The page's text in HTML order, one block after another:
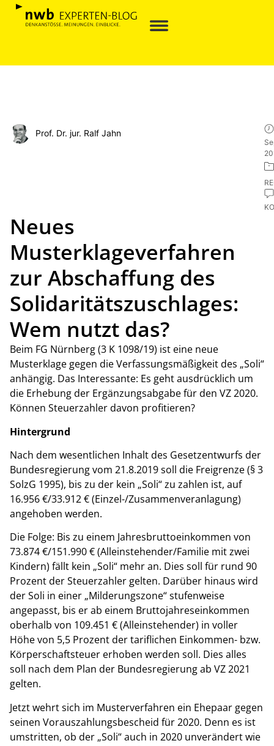
Prof. Dr. jur. Ralf Jahn
Neues
Musterklageverfahren
zur Abschaffung des
Solidaritätszuschlages:
Wem nutzt das?
Beim FG Nürnberg (3 K 1098/19) ist eine neue
Musterklage gegen die Verfassungsmäßigkeit des „Soli“
anhängig. Das Interessante: Es geht ausdrücklich um
die Erhebung der Ergänzungsabgabe für den VZ 2020.
Können Steuerzahler davon profitieren?
Hintergrund
Nach dem wesentlichen Inhalt des Gesetzentwurfs der
Bundesregierung vom 21.8.2019 soll die Freigrenze (§ 3
SolzG 1995), bis zu der kein „Soli“ zu zahlen ist, auf
16.956 €/33.912 € (Einzel-/Zusammenveranlagung)
angehoben werden.
Die Folge: Bis zu einem Jahresbruttoeinkommen von
73.874 €/151.990 € (Alleinstehender/Familie mit zwei
Kindern) fällt kein „Soli“ mehr an. Dies soll für rund 90
Prozent der Steuerzahler gelten. Darüber hinaus wird
der Soli in einer „Milderungszone“ stufenweise
angepasst, bis er ab einem Bruttojahreseinkommen
oberhalb von 109.451 € (Alleinstehender) in voller
Höhe von 5,5 Prozent der tariflichen Einkommen- bzw.
Körperschaftsteuer erhoben werden soll. Dies alles
soll nach dem Plan der Bundesregierung ab VZ 2021
gelten.
Jetzt wehrt sich im Musterverfahren ein Ehepaar gegen
seinen Vorauszahlungsbescheid für 2020. Denn es ist
umstritten, ob der „Soli“ auch in 2020 unverändert wie